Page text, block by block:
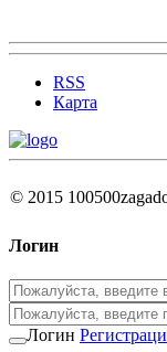
RSS
Карта
© 2015
Логин
Логин